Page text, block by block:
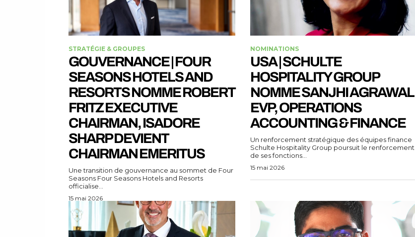
STRATÉGIE & GROUPES
GOUVERNANCE | FOUR
SEASONS HOTELS AND
RESORTS NOMME ROBERT
FRITZ EXECUTIVE
CHAIRMAN, ISADORE
SHARP DEVIENT
CHAIRMAN EMERITUS
Une transition de gouvernance au sommet de Four
Seasons Four Seasons Hotels and Resorts
officialise...
15 mai 2026
NOMINATIONS
USA | SCHULTE
HOSPITALITY GROUP
NOMME SANJHI AGRAWAL
EVP, OPERATIONS
ACCOUNTING & FINANCE
Un renforcement stratégique des équipes finance
Schulte Hospitality Group poursuit le renforcement
de ses fonctions...
15 mai 2026